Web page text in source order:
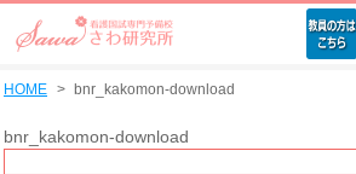
HOME bnr_kakomon-download
bnr_kakomon-download